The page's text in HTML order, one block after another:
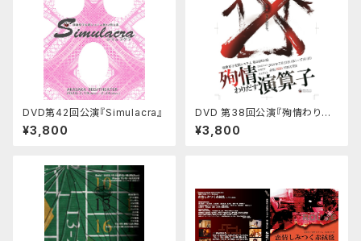
DVD第42回公演『Simulacra』
¥3,800
DVD 第38回公演『殉情わりだ
す演算子』
¥3,800